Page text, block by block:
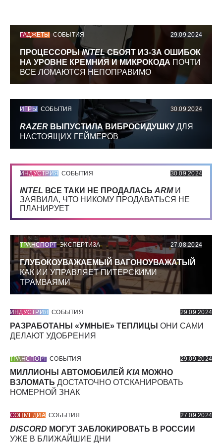
ГАДЖЕТЫ СОБЫТИЯ 29.09.2024
ПРОЦЕССОРЫINTELСБОЯТ ИЗ-ЗА ОШИБОК
НА УРОВНЕ КРЕМНИЯ И МИКРОКОДА ПОЧТИ
ВСЕ ЛОМАЮТСЯ НЕПОПРАВИМО
ИГРЫ СОБЫТИЯ 30.09.2024
RAZER ВЫПУСТИЛА ВИБРОСИДУШКУ ДЛЯ
НАСТОЯЩИХ ГЕЙМЕРОВ
ИНДУСТРИЯ СОБЫТИЯ 30.09.2024
INTEL ВСЕ ТАКИ НЕ ПРОДАЛАСЬ ARMИ
ЗАЯВИЛА, ЧТО НИКОМУ ПРОДАВАТЬСЯ НЕ
ПЛАНИРУЕТ
ТРАНСПОРТ ЭКСПЕРТИЗА 27.08.2024
ГЛУБОКОУВАЖАЕМЫЙ ВАГОНОУВАЖАТЫЙ
КАК ИИ УПРАВЛЯЕТ ПИТЕРСКИМИ
ТРАМВАЯМИ
ИНДУСТРИЯ СОБЫТИЯ 29.09.2024
РАЗРАБОТАНЫ «УМНЫЕ» ТЕПЛИЦЫ ОНИ САМИ
ДЕЛАЮТ УДОБРЕНИЯ
ТРАНСПОРТ СОБЫТИЯ 29.09.2024
МИЛЛИОНЫ АВТОМОБИЛЕЙ KIA МОЖНО
ВЗЛОМАТЬ ДОСТАТОЧНО ОТСКАНИРОВАТЬ
НОМЕРНОЙ ЗНАК
СОЦМЕДИА СОБЫТИЯ 27.09.2024
DISCORD МОГУТ ЗАБЛОКИРОВАТЬ В РОССИИ
УЖЕ В БЛИЖАЙШИЕ ДНИ